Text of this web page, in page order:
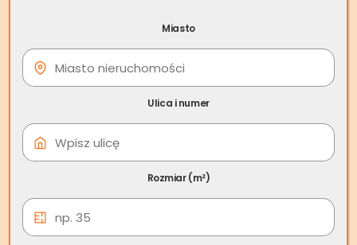
08 czeSkup nieruchomości
Mrągowo
Miasto
Ulica i numer
Rozmiar (m²)